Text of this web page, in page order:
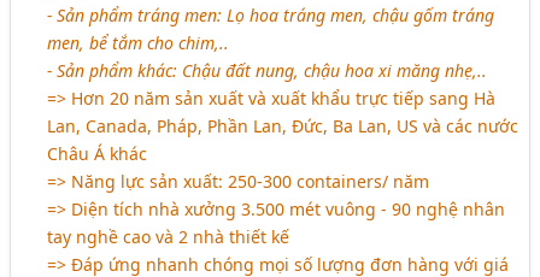
- Sản phẩm tráng men: Lọ hoa tráng men, chậu gốm tráng
men, bể tắm cho chim,..
- Sản phẩm khác: Chậu đất nung, chậu hoa xi măng nhẹ,..
=> Hơn 20 năm sản xuất và xuất khẩu trực tiếp sang Hà
Lan, Canada, Pháp, Phần Lan, Đức, Ba Lan, US và các nước
Châu Á khác
=> Năng lực sản xuất: 250-300 containers/ năm
=> Diện tích nhà xưởng 3.500 mét vuông - 90 nghệ nhân
tay nghề cao và 2 nhà thiết kế
=> Đáp ứng nhanh chóng mọi số lượng đơn hàng với giá